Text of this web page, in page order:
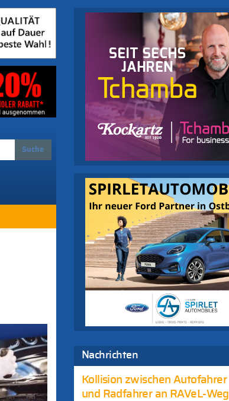
Nachrichten
Kollision zwischen Autofahrer
und Radfahrer an RAVeL-Weg